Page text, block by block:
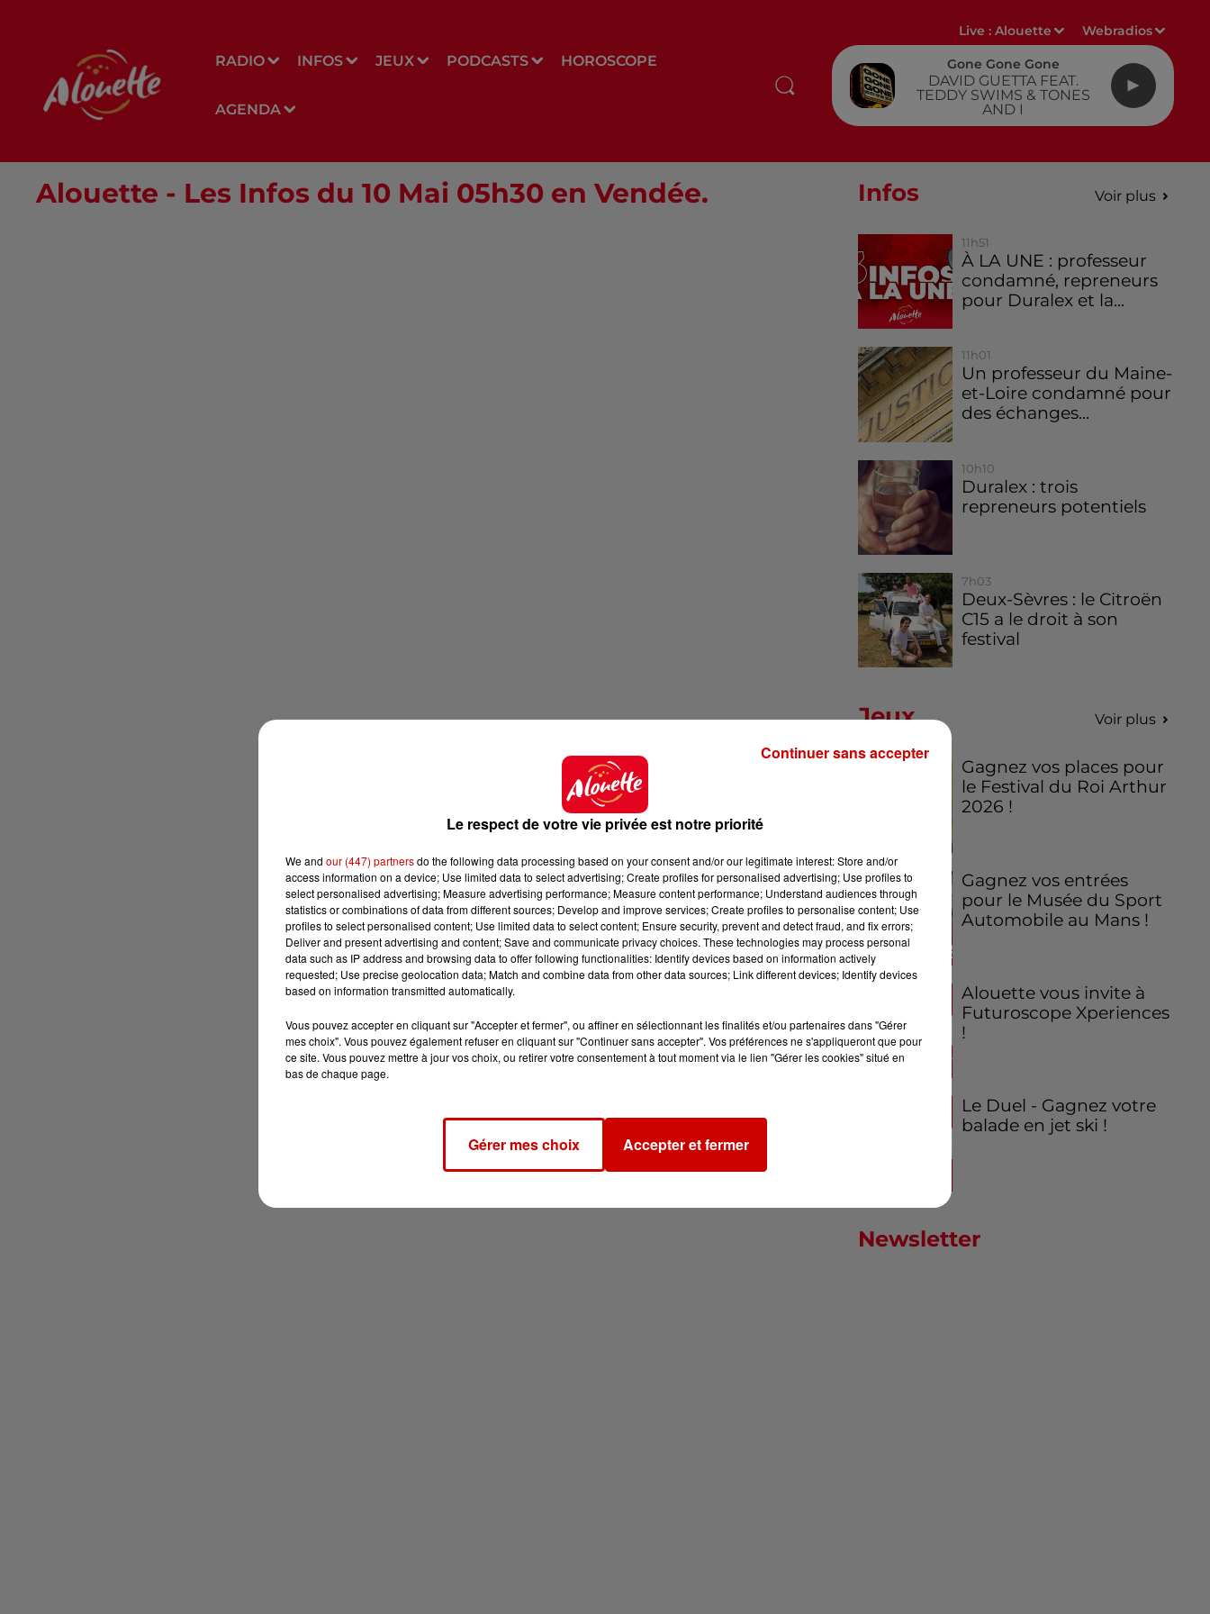
RADIO INFOS JEUX PODCASTS HOROSCOPE
AGENDA
Live :Alouette Webradios
Gone Gone Gone
DAVID GUETTA FEAT.
TEDDY SWIMS & TONES
AND I
Alouette - Les Infos du 10 Mai 05h30 en Vendée. Infos Voir plus
11h51
À LA UNE : professeur
condamné, repreneurs
pour Duralex et la...
11h01
Un professeur du Maine-
et-Loire condamné pour
des échanges...
10h10
Duralex : trois
repreneurs potentiels
7h03
Deux-Sèvres : le Citroën
C15 a le droit à son
festival
Jeux Voir plus
Gagnez vos places pour
le Festival du Roi Arthur
2026 !
Gagnez vos entrées
pour le Musée du Sport
Automobile au Mans !
Alouette vous invite à
Futuroscope Xperiences
!
Le Duel - Gagnez votre
balade en jet ski !
Newsletter
Le respect de votre vie privée est notre priorité
We and our (447) partnersdo the following data processing based on your consent and/or our legitimate interest: Store and/or
access information on a device; Use limited data to select advertising; Create profiles for personalised advertising; Use profiles to
select personalised advertising; Measure advertising performance; Measure content performance; Understand audiences through
statistics or combinations of data from different sources; Develop and improve services; Create profiles to personalise content; Use
profiles to select personalised content; Use limited data to select content; Ensure security, prevent and detect fraud, and fix errors;
Deliver and present advertising and content; Save and communicate privacy choices. These technologies may process personal
data such as IP address and browsing data to offer following functionalities: Identify devices based on information actively
requested; Use precise geolocation data; Match and combine data from other data sources; Link different devices; Identify devices
based on information transmitted automatically.
Vous pouvez accepter en cliquant sur "Accepter et fermer", ou affiner en sélectionnant les finalités et/ou partenaires dans "Gérer
mes choix". Vous pouvez également refuser en cliquant sur "Continuer sans accepter". Vos préférences ne s'appliqueront que pour
ce site. Vous pouvez mettre à jour vos choix, ou retirer votre consentement à tout moment via le lien "Gérer les cookies" situé en
bas de chaque page.
Gérer mes choix Accepter et fermer
Continuer sans accepter